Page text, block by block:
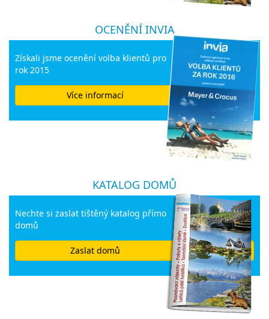
OCENĚNÍ INVIA
Získali jsme ocenění volba klientů pro
rok 2015
Více informací
KATALOG DOMŮ
Nechte si zaslat tištěný katalog přímo
domů
Zaslat domů